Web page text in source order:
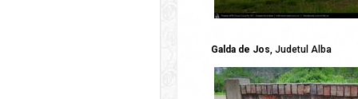
Galda de Jos, Judetul Alba